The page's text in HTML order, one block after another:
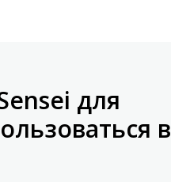
для
в